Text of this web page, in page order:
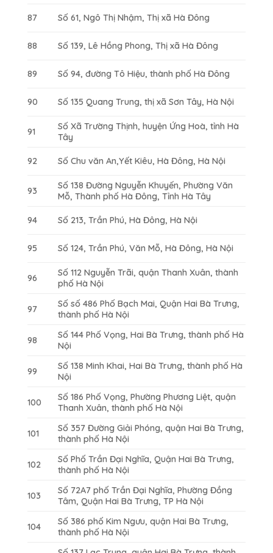
87 Số 61, Ngô Thị Nhậm, Thị xã Hà Đông
88 Số 139, Lê Hồng Phong, Thị xã Hà Đông
89 Số 94, đường Tô Hiệu, thành phố Hà Đông
90 Số 135 Quang Trung, thị xã Sơn Tây, Hà Nội
91
Số Xã Trường Thịnh, huyện Ứng Hoà, tỉnh Hà
Tây
92 Số Chu văn An,Yết Kiêu, Hà Đông, Hà Nội
93
Số 138 Đường Nguyễn Khuyến, Phường Văn
Mỗ, Thành phố Hà Đông, Tỉnh Hà Tây
94 Số 213, Trần Phú, Hà Đông, Hà Nội
95 Số 124, Trần Phú, Văn Mỗ, Hà Đông, Hà Nội
96
Số 112 Nguyễn Trãi, quận Thanh Xuân, thành
phố Hà Nội
97
Số số 486 Phố Bạch Mai, Quận Hai Bà Trưng,
thành phố Hà Nội
98
Số 144 Phố Vọng, Hai Bà Trưng, thành phố Hà
Nội
99
Số 138 Minh Khai, Hai Bà Trưng, thành phố Hà
Nội
100
Số 186 Phố Vọng, Phường Phương Liệt, quận
Thanh Xuân, thành phố Hà Nội
101
Số 357 Đường Giải Phóng, quận Hai Bà Trưng,
thành phố Hà Nội
102
Số Phố Trần Đại Nghĩa, Quận Hai Bà Trưng,
thành phố Hà Nội
103
Số 72A7 phố Trần Đại Nghĩa, Phường Đồng
Tâm, Quận Hai Bà Trưng, TP Hà Nội
104
Số 386 phố Kim Ngưu, quận Hai Bà Trưng,
thành phố Hà Nội